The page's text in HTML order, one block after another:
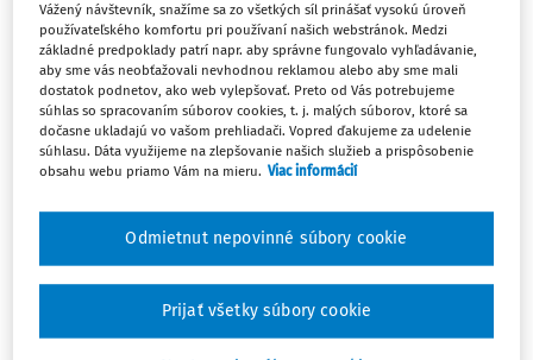
Ups, zatiaľ ste si prečítali len
začiatok...
Celý odborný obsah z tejto oblasti je
dostupný predplatiteľom portálu.
Odomknite si prístup k odbornému obsahu
sa len zaregistrovať.
Vďaka registrácii získate prístup aj k
Vážený návštevník, snažíme sa zo všetkých síl prinášať vysokú úroveň
používateľského komfortu pri používaní našich webstránok. Medzi
základné predpoklady patrí napr. aby správne fungovalo vyhľadávanie,
aby sme vás neobťažovali nevhodnou reklamou alebo aby sme mali
dostatok podnetov, ako web vylepšovať. Preto od Vás potrebujeme
súhlas so spracovaním súborov cookies, t. j. malých súborov, ktoré sa
dočasne ukladajú vo vašom prehliadači. Vopred ďakujeme za udelenie
súhlasu. Dáta využijeme na zlepšovanie našich služieb a prispôsobenie
obsahu webu priamo Vám na mieru. Viac informácií
Odmietnut nepovinné súbory cookie
Prijať všetky súbory cookie